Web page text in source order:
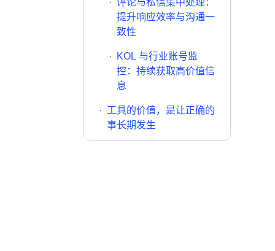
· 评论与私信集中处理：
提升响应效率与沟通一
致性
·
KOL 与行业账号监
控：持续获取高价值信
息
· 工具的价值，是让正确的
事长期发生